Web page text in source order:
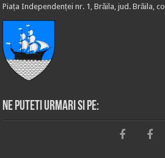
Piața Independenței nr. 1, Brăila, jud. Brăila,
Ne puteti urmari si pe: